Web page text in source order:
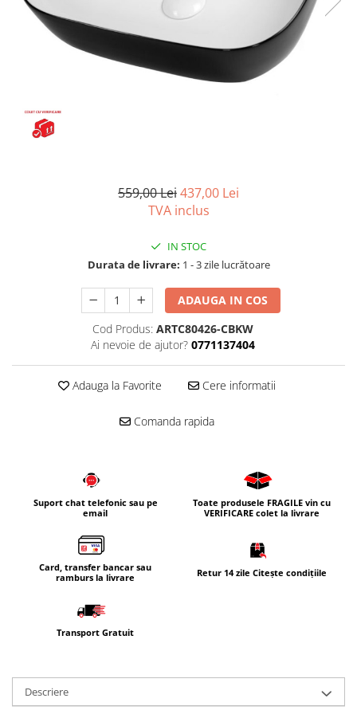
Capace wc
Piedestale
Pisoare
Usi batante
Usi culisante
559,00 Lei437,00 Lei
TVA inclus
IN STOC
Durata de livrare: 1 - 3 zile lucrătoare
ADAUGA IN COS
Cod Produs: ARTC80426-CBKW
Ai nevoie de ajutor? 0771137404
Adauga la Favorite Cere informatii
Comanda rapida
Suport chat telefonic sau pe
email
Toate produsele FRAGILE vin cu
VERIFICARE colet la livrare
Card, transfer bancar sau
ramburs la livrare
Retur 14 zile Citește condițiile
Transport Gratuit
Descriere